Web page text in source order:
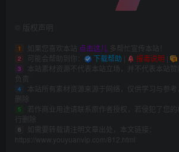
版权声明
1 如果您喜欢本站 点击这儿 多帮忙宣传本站！
2 可能会帮助到你： 下载帮助 报毒说明 |
3
本站素材资源不代表本站立场，并不代表本站
负责
4
本站所有素材资源来源于网络，仅供学习与参
删除
5 若作商业用途请联系原作者授权，若侵犯了您的
行删除
6
如需要转载请注明文章出处，本文链接：
https://www.youyuanvip.com/812.html